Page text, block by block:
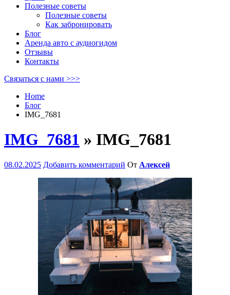
Полезные советы
Полезные советы
Как забронировать
Блог
Аренда авто с аудиогидом
Отзывы
Контакты
Связаться с нами >>>
Home
Блог
IMG_7681
IMG_7681 » IMG_7681
08.02.2025 Добавить комментарий От Алексей